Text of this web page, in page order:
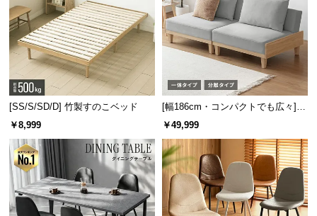
[SS/S/SD/D] 竹製すのこベッド
￥8,999
[幅186cm・コンパクトでも広々] 3
人掛けソファベッド リクライニン
￥49,999